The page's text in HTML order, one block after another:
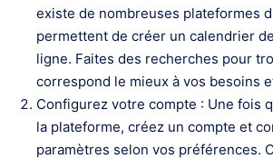
existe de nombreuses plateformes
permettent de créer un calendrier
ligne. Faites des recherches pour
correspond le mieux à vos besoins
Configurez votre compte : Une fois
la plateforme, créez un compte et
paramètres selon vos préférences.